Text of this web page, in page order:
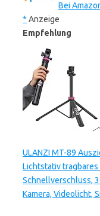
Bei
* Anzeige
Empfehlung
ULANZI MT-89
Lichtstativ
Schnellverschluss,
Kamera, Videolicht,